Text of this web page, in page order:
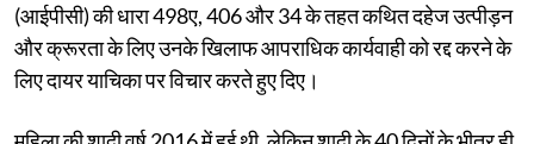
(आईपीसी) की धारा 498ए, 406 और 34 के तहत कथित दहेज उत्पीड़न
और क्रूरता के लिए उनके खिलाफ आपराधिक कार्यवाही को रद्द करने के
लिए दायर याचिका पर विचार करते हुए दिए।